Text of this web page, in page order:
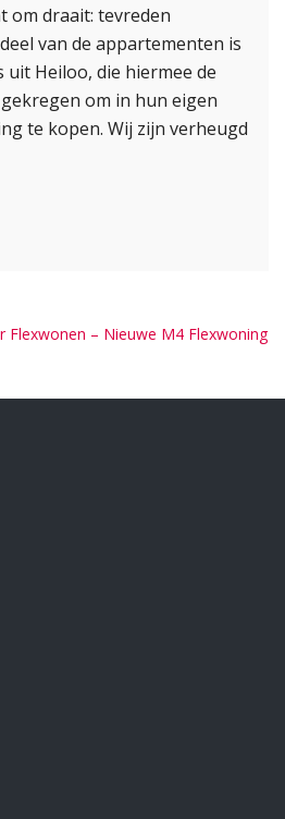
om draait: tevreden
van de appartementen is
Heiloo, die hiermee de
om in hun eigen
te kopen. Wij zijn verheugd
Flexwonen – Nieuwe M4 Flexwoning